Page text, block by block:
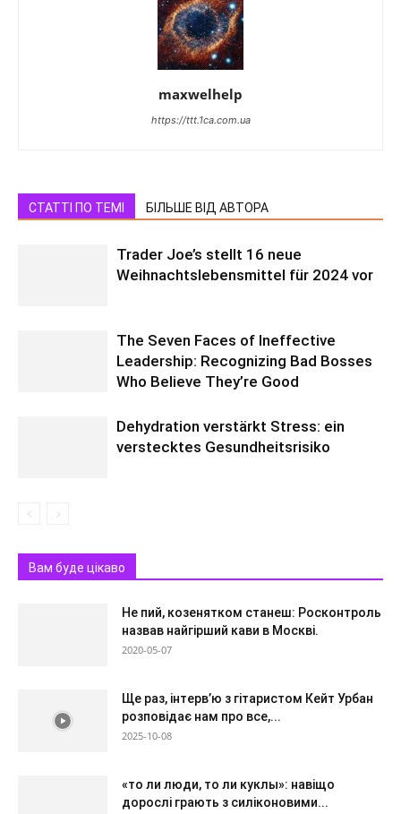
maxwelhelp
https://ttt.1ca.com.ua
СТАТТІ ПО ТЕМІ БІЛЬШЕ ВІД АВТОРА
Trader Joe’s stellt 16 neue
Weihnachtslebensmittel für 2024 vor
The Seven Faces of Ineffective
Leadership: Recognizing Bad Bosses
Who Believe They’re Good
Dehydration verstärkt Stress: ein
verstecktes Gesundheitsrisiko
Вам буде цікаво
Не пий, козенятком станеш: Росконтроль
назвав найгірший кави в Москві.
2020-05-07
Ще раз, інтерв’ю з гітаристом Кейт Урбан
розповідає нам про все,...
2025-10-08
«то ли люди, то ли куклы»: навіщо
дорослі грають з силіконовими...